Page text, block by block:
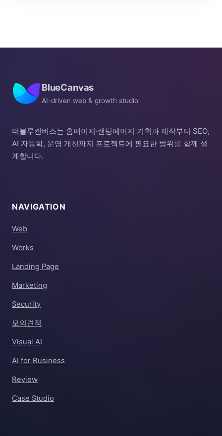
BlueCanvas
AI-driven web & growth studio
더블루캔버스는 홈페이지·랜딩페이지 기획과 제작부터 SEO,
AI 자동화, 운영 개선까지 프로젝트에 필요한 범위를 함께 설
계합니다.
NAVIGATION
Web
Works
Landing Page
Marketing
Security
모의견적
Visual AI
AI for Business
Review
Case Studio